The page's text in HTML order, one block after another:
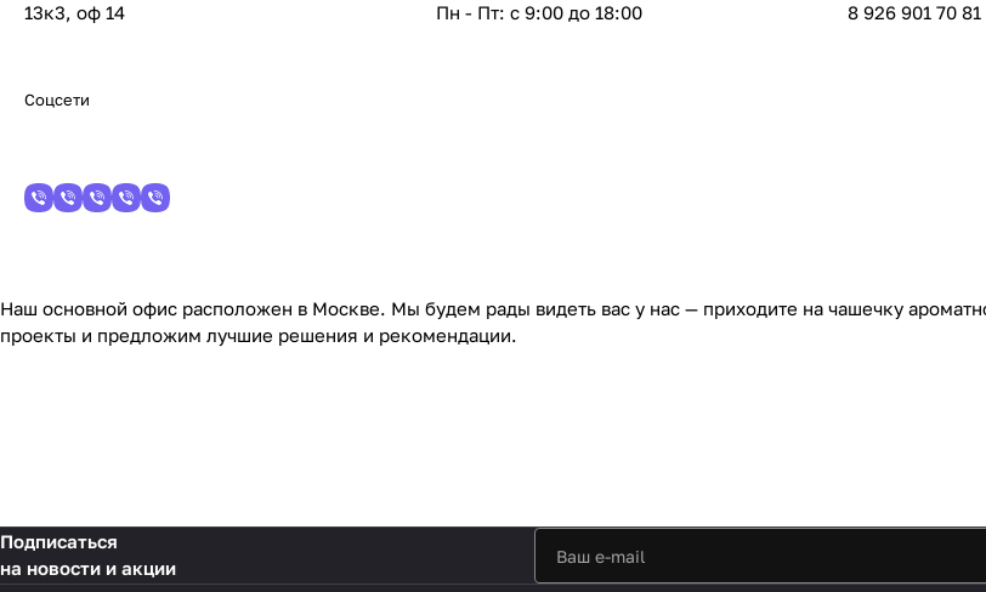
13к3, оф 14
Пн - Пт: с 9:00 до 18:00
8 926 901 70 81
Соцсети
Наш основной офис расположен в Москве. Мы будем рады видеть вас у нас — приходите на чашечку
проекты и предложим лучшие решения и рекомендации.
Подписаться
на новости и акции